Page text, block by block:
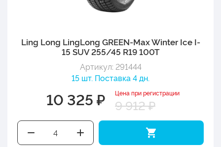
Ling Long LingLong GREEN-Max Winter Ice I-
15 SUV 255/45 R19 100T
Артикул: 291444
15 шт. Поставка 4 дн.
10 325 ₽ Цена при регистрации
9 912 ₽